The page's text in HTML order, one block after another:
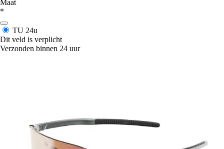
Maat
*
TU 24u
Dit veld is verplicht
Verzonden binnen 24 uur